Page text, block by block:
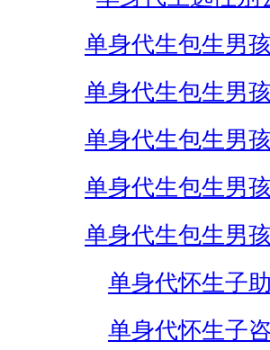
单身代生包生男
单身代生包生男
单身代生包生男
单身代生包生男
单身代生包生男
单身代怀生子
单身代怀生子